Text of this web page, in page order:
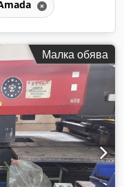
Малка обява